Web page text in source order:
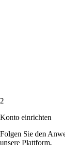
2
Konto einrichten
Folgen Sie den
unsere Plattform.